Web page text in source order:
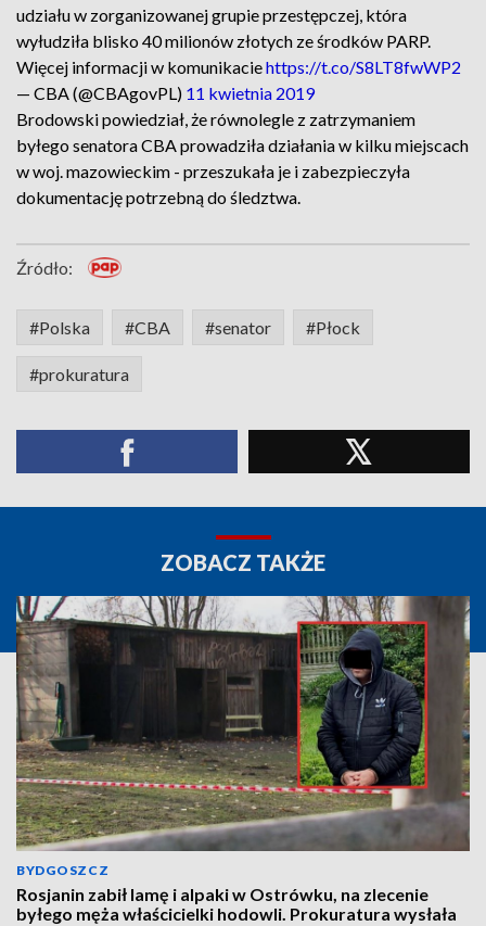
udziału w zorganizowanej grupie przestępczej, która
wyłudziła blisko 40 milionów złotych ze środków PARP.
Więcej informacji w komunikaciehttps://t.co/S8LT8fwWP2
— CBA (@CBAgovPL) 11 kwietnia 2019
Brodowski powiedział, że równolegle z zatrzymaniem
byłego senatora CBA prowadziła działania w kilku miejscach
w woj. mazowieckim - przeszukała je i zabezpieczyła
dokumentację potrzebną do śledztwa.
Źródło:
#Polska #CBA #senator #Płock
#prokuratura
ZOBACZ TAKŻE
BYDGOSZCZ
Rosjanin zabił lamę i alpaki w Ostrówku, na zlecenie
byłego męża właścicielki hodowli. Prokuratura wysłała